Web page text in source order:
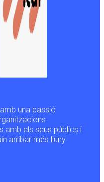
una passió
amb els seus públics i
arribar més lluny.